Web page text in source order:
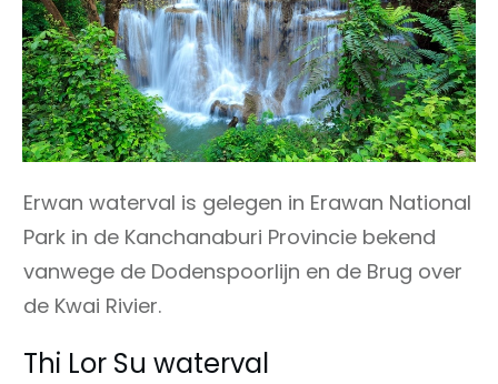
Erwan waterval is gelegen in Erawan National
Park in de Kanchanaburi Provincie bekend
vanwege de Dodenspoorlijn en de Brug over
de Kwai Rivier.
Thi Lor Su waterval